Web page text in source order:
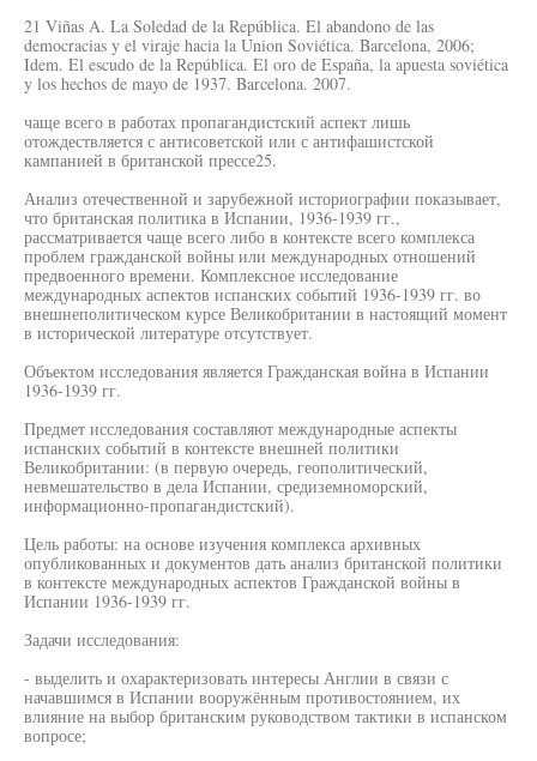
21 Viñas A. La Soledad de la República. El abandono de las
democracias y el viraje hacia la Union Soviética. Barcelona, 2006;
Idem. El escudo de la República. El oro de España, la apuesta soviética
y los hechos de mayo de 1937. Barcelona. 2007.
чаще всего в работах пропагандистский аспект лишь
отождествляется с антисоветской или с антифашистской
кампанией в британской прессе25.
Анализ отечественной и зарубежной историографии показывает,
что британская политика в Испании, 1936-1939 гг.,
рассматривается чаще всего либо в контексте всего комплекса
проблем гражданской войны или международных отношений
предвоенного времени. Комплексное исследование
международных аспектов испанских событий 1936-1939 гг. во
внешнеполитическом курсе Великобритании в настоящий момент
в исторической литературе отсутствует.
Объектом исследования является Гражданская война в Испании
1936-1939 гг.
Предмет исследования составляют международные аспекты
испанских событий в контексте внешней политики
Великобритании: (в первую очередь, геополитический,
невмешательство в дела Испании, средиземноморский,
информационно-пропагандистский).
Цель работы: на основе изучения комплекса архивных
опубликованных и документов дать анализ британской политики
в контексте международных аспектов Гражданской войны в
Испании 1936-1939 гг.
Задачи исследования:
- выделить и охарактеризовать интересы Англии в связи с
начавшимся в Испании вооружённым противостоянием, их
влияние на выбор британским руководством тактики в испанском
вопросе;